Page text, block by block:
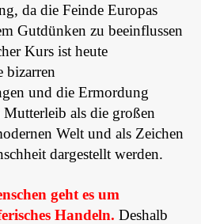
da die Feinde Europas
Gutdünken zu beeinflussen
Kurs ist heute
bizarren
und die Ermordung
als die großen
Welt und als Zeichen
dargestellt werden.
geht es um
Handeln. Deshalb